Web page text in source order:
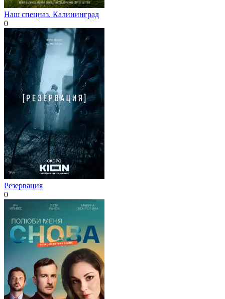
Наш спецназ. Калининград
0
Резервация
0